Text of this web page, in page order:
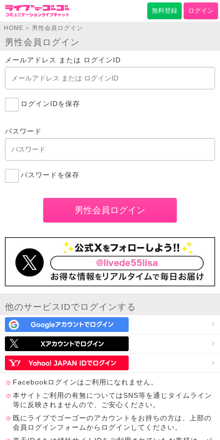
無料登録 ログイン
HOME > 男性会員ログイン
男性会員ログイン
メールアドレス または ログインID
ログインIDを保存
パスワード
パスワードを保存
他のサービスIDでログインする
Facebookログインはご利用になれません。
本サイトご利用の有無についてはSNS等を通じタイムライン
等に反映されませんので、ご安心ください。
既にライブでゴーゴーのアカウントをお持ちの方は、上部の
会員ログインフォームからログインしてください。